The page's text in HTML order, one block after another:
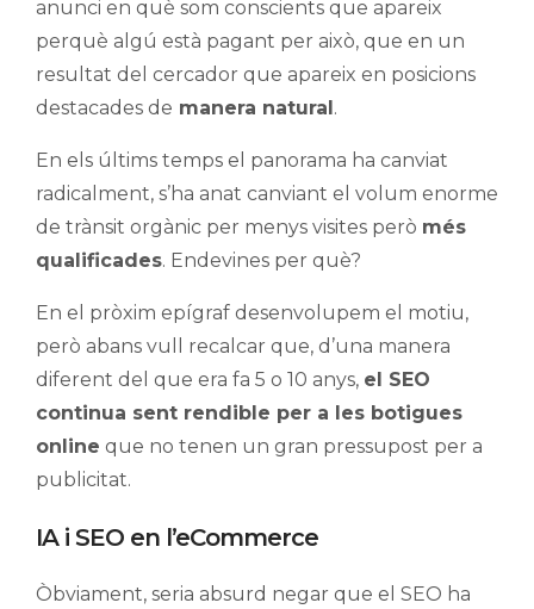
anunci en què som conscients que apareix
perquè algú està pagant per això, que en un
resultat del cercador que apareix en posicions
destacades de manera natural .
En els últims temps el panorama ha canviat
radicalment, s’ha anat canviant el volum enorme
de trànsit orgànic per menys visites però més
qualificades. Endevines per què?
En el pròxim epígraf desenvolupem el motiu,
però abans vull recalcar que, d’una manera
diferent del que era fa 5 o 10 anys, el SEO
continua sent rendible per a les botigues
online que no tenen un gran pressupost per a
publicitat.
IA i SEO en l’eCommerce
Òbviament, seria absurd negar que el SEO ha